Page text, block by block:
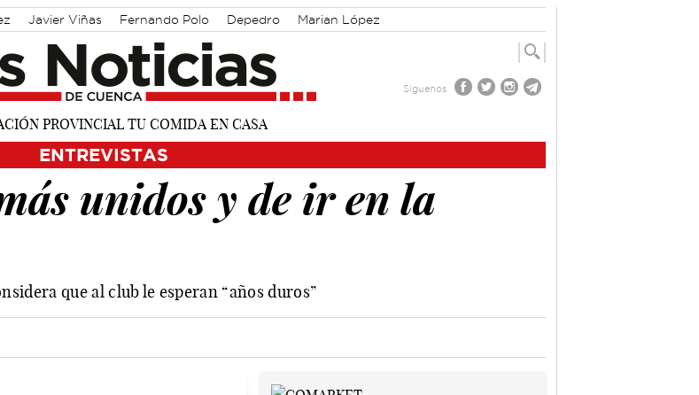
Javier Viñas Fernando Polo Depedro
Marian López
José Luis Martínez Guijarro
Síguenos
ENTREVISTAS
unidos y de ir en la
que al club le esperan “años duros”